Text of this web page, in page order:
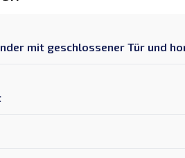
mit geschlossener Tür und